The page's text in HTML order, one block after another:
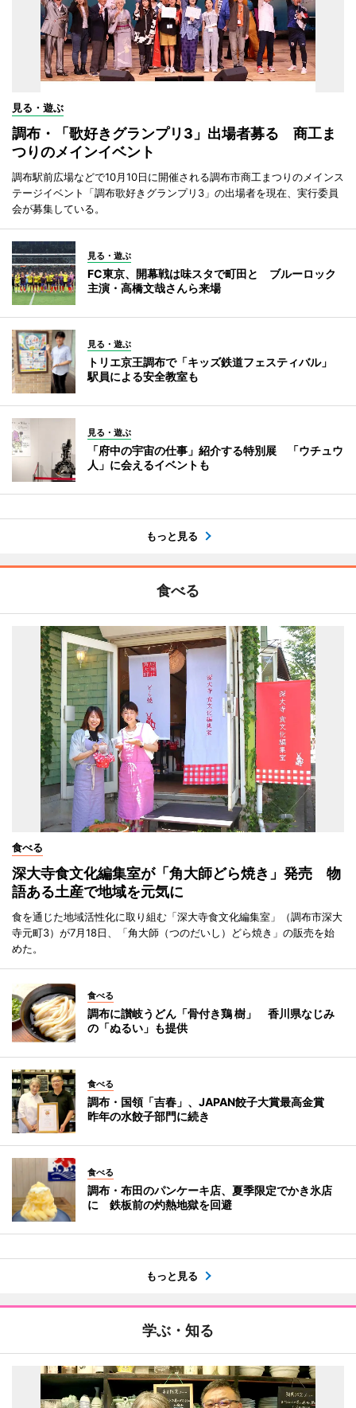
見る・遊ぶ
調布・「歌好きグランプリ3」出場者募る 商工ま
つりのメインイベント
調布駅前広場などで10月10日に開催される調布市商工まつりのメインス
テージイベント「調布歌好きグランプリ3」の出場者を現在、実行委員
会が募集している。
見る・遊ぶ
FC東京、開幕戦は味スタで町田と ブルーロック
主演・高橋文哉さんら来場
見る・遊ぶ
トリエ京王調布で「キッズ鉄道フェスティバル」
駅員による安全教室も
見る・遊ぶ
「府中の宇宙の仕事」紹介する特別展 「ウチュウ
人」に会えるイベントも
もっと見る
食べる
食べる
深大寺食文化編集室が「角大師どら焼き」発売 物
語ある土産で地域を元気に
食を通じた地域活性化に取り組む「深大寺食文化編集室」（調布市深大
寺元町3）が7月18日、「角大師（つのだいし）どら焼き」の販売を始
めた。
食べる
調布に讃岐うどん「骨付き鶏 樹」 香川県なじみ
の「ぬるい」も提供
食べる
調布・国領「吉春」、JAPAN餃子大賞最高金賞
昨年の水餃子部門に続き
食べる
調布・布田のパンケーキ店、夏季限定でかき氷店
に 鉄板前の灼熱地獄を回避
もっと見る
学ぶ・知る